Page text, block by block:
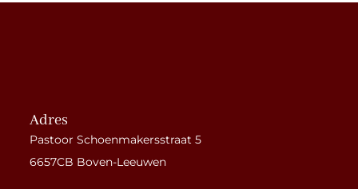
Adres
Pastoor Schoenmakersstraat 5
6657CB Boven-Leeuwen